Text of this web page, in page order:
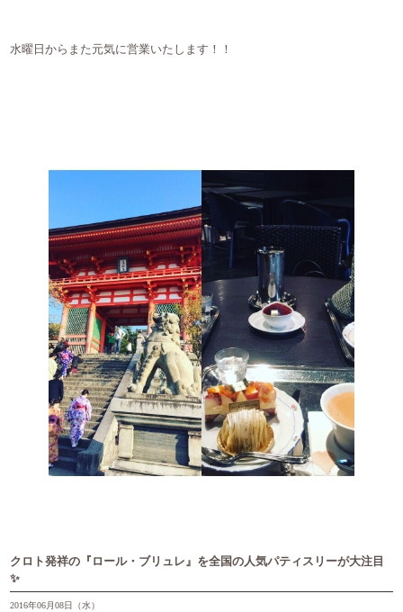
水曜日からまた元気に営業いたします！！
クロト発祥の『ロール・ブリュレ』を全国の人気パティスリーが大注目
✨
2016年06月08日（水）